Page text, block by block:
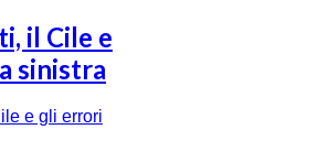
il Cile e
sinistra